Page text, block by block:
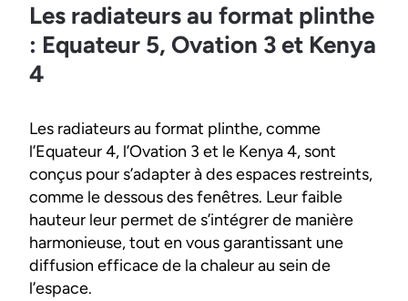
Les radiateurs au format plinthe
: Equateur 5, Ovation 3 et Kenya
4
Les radiateurs au format plinthe, comme
l’Equateur 4, l’Ovation 3 et le Kenya 4, sont
conçus pour s’adapter à des espaces restreints,
comme le dessous des fenêtres. Leur faible
hauteur leur permet de s’intégrer de manière
harmonieuse, tout en vous garantissant une
diffusion efficace de la chaleur au sein de
l’espace.